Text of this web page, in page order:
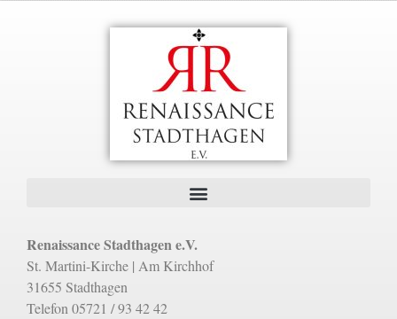
Renaissance Stadthagen e.V.
St. Martini-Kirche | Am Kirchhof
31655 Stadthagen
Telefon 05721 / 93 42 42